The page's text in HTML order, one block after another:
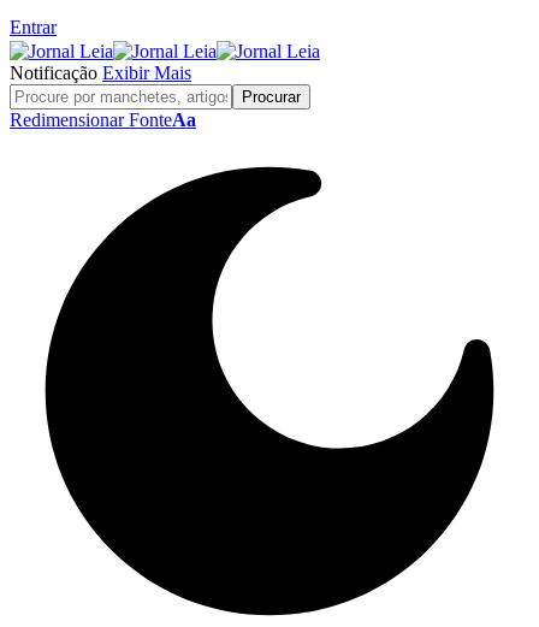
Entrar
Notificação Exibir Mais
Redimensionar FonteAa